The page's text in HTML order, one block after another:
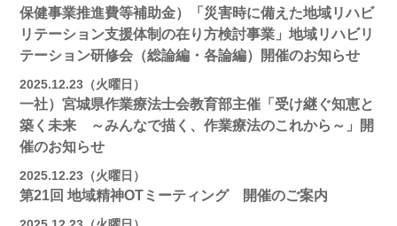
保健事業推進費等補助金）「災害時に備えた地域リハビ
リテーション支援体制の在り方検討事業」地域リハビリ
テーション研修会（総論編・各論編）開催のお知らせ
2025.12.23（火曜日）
一社）宮城県作業療法士会教育部主催「受け継ぐ知恵と
築く未来 ～みんなで描く、作業療法のこれから～」開
催のお知らせ
2025.12.23（火曜日）
第21回 地域精神OTミーティング 開催のご案内